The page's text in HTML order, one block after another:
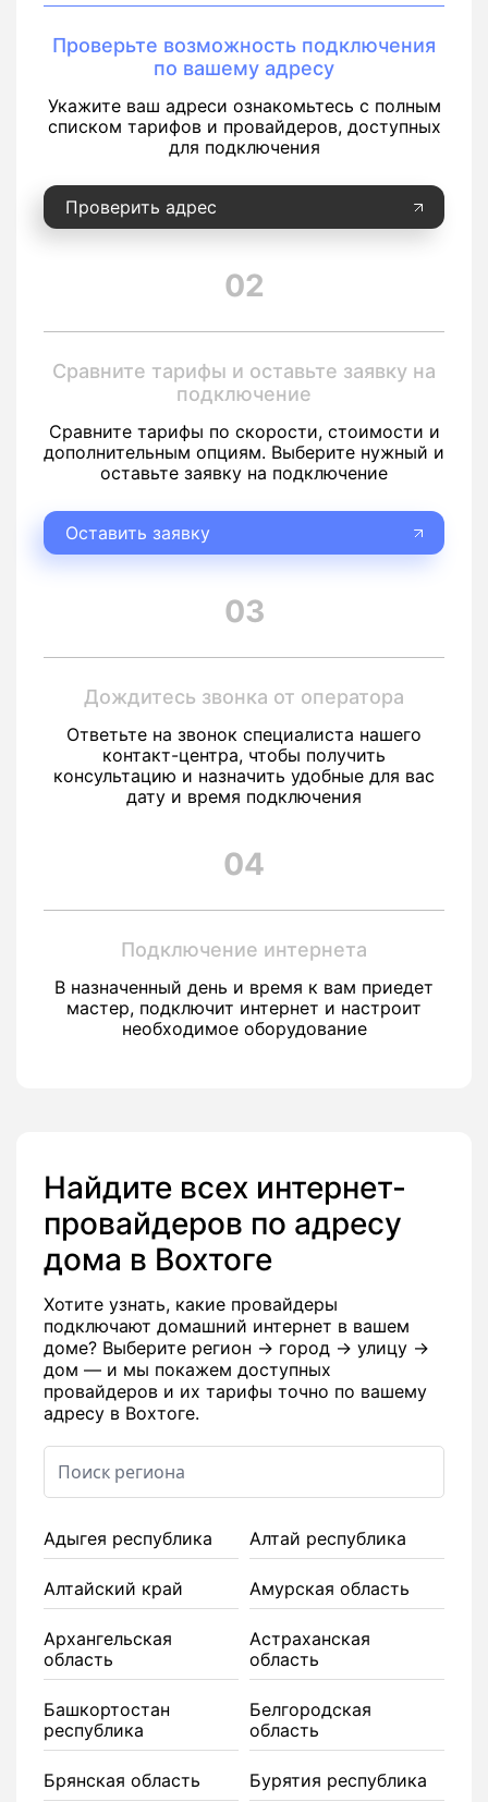
Проверьте возможность подключения
по вашему адресу
Укажите ваш адреси ознакомьтесь с полным
списком тарифов и провайдеров, доступных
для подключения
Проверить адрес
02
Сравните тарифы и оставьте заявку на
подключение
Сравните тарифы по скорости, стоимости и
дополнительным опциям. Выберите нужный и
оставьте заявку на подключение
Оставить заявку
03
Дождитесь звонка от оператора
Ответьте на звонок специалиста нашего
контакт-центра, чтобы получить
консультацию и назначить удобные для вас
дату и время подключения
04
Подключение интернета
В назначенный день и время к вам приедет
мастер, подключит интернет и настроит
необходимое оборудование
Найдите всех интернет-
провайдеров по адресу
дома в Вохтоге
Хотите узнать, какие провайдеры
подключают домашний интернет в вашем
доме? Выберите регион → город → улицу →
дом — и мы покажем доступных
провайдеров и их тарифы точно по вашему
адресу в Вохтоге.
Адыгея республика Алтай республика
Алтайский край Амурская область
Архангельская
область
Астраханская
область
Башкортостан
республика
Белгородская
область
Брянская область Бурятия республика